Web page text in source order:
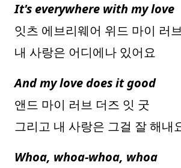
It's everywhere with my love
잇츠 에브리웨어 위드 마이 러
내 사랑은 어디에나 있어요
And my love does it good
앤드 마이 러브 더즈 잇 굿
그리고 내 사랑은 그걸 잘 해내
Whoa, whoa-whoa, whoa